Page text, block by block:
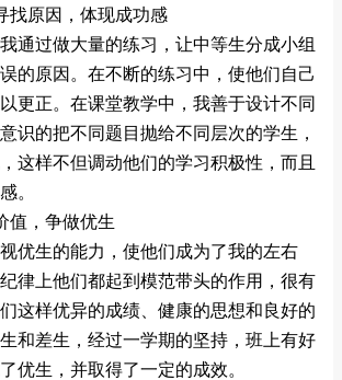
找原因，体现成功感
通过做大量的练习，让中等生分成小组
的原因。在不断的练习中，使他们自己
更正。在课堂教学中，我善于设计不同
识的把不同题目抛给不同层次的学生，
这样不但调动他们的学习积极性，而且
。
值，争做优生
优生的能力，使他们成为了我的左右
律上他们都起到模范带头的作用，很有
这样优异的成绩、健康的思想和良好的
和差生，经过一学期的坚持，班上有好
优生，并取得了一定的成效。